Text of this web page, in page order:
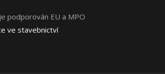
podporován EU a MPO
ve stavebnictví